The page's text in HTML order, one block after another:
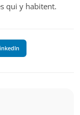
qui y habitent.